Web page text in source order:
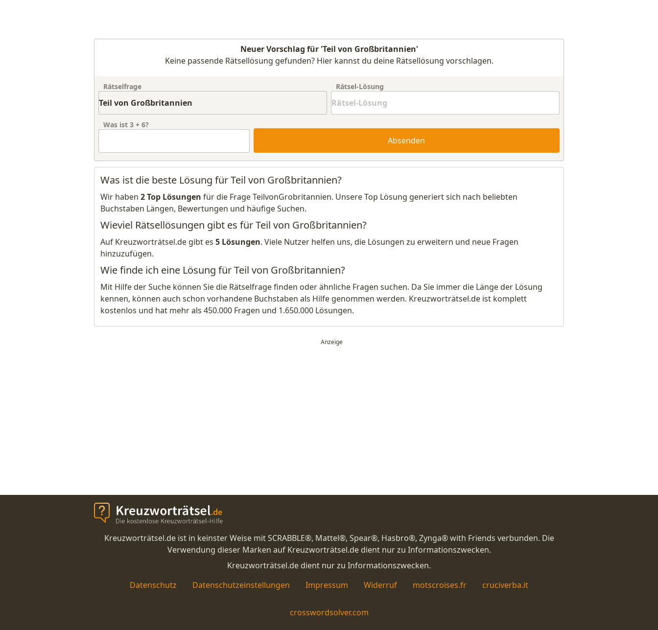
Neuer Vorschlag für 'Teil von Großbritannien'
Keine passende Rätsellösung gefunden? Hier kannst du deine Rätsellösung vorschlagen.
Rätselfrage Rätsel-Lösung
Was ist 3 + 6?
Absenden
Was ist die beste Lösung für Teil von Großbritannien?
Wir haben 2 Top Lösungen für die Frage TeilvonGrobritannien. Unsere Top Lösung generiert sich nach beliebten
Buchstaben Längen, Bewertungen und häufige Suchen.
Wieviel Rätsellösungen gibt es für Teil von Großbritannien?
Auf Kreuzworträtsel.de gibt es 5 Lösungen. Viele Nutzer helfen uns, die Lösungen zu erweitern und neue Fragen
hinzuzufügen.
Wie finde ich eine Lösung für Teil von Großbritannien?
Mit Hilfe der Suche können Sie die Rätselfrage finden oder ähnliche Fragen suchen. Da Sie immer die Länge der Lösung
kennen, können auch schon vorhandene Buchstaben als Hilfe genommen werden. Kreuzworträtsel.de ist komplett
kostenlos und hat mehr als 450.000 Fragen und 1.650.000 Lösungen.
Kreuzworträtsel.de ist in keinster Weise mit SCRABBLE®, Mattel®, Spear®, Hasbro®, Zynga® with Friends verbunden. Die
Verwendung dieser Marken auf Kreuzworträtsel.de dient nur zu Informationszwecken.
Kreuzworträtsel.de dient nur zu Informationszwecken.
Datenschutz
Datenschutzeinstellungen Impressum Widerruf motscroises.fr cruciverba.it
crosswordsolver.com